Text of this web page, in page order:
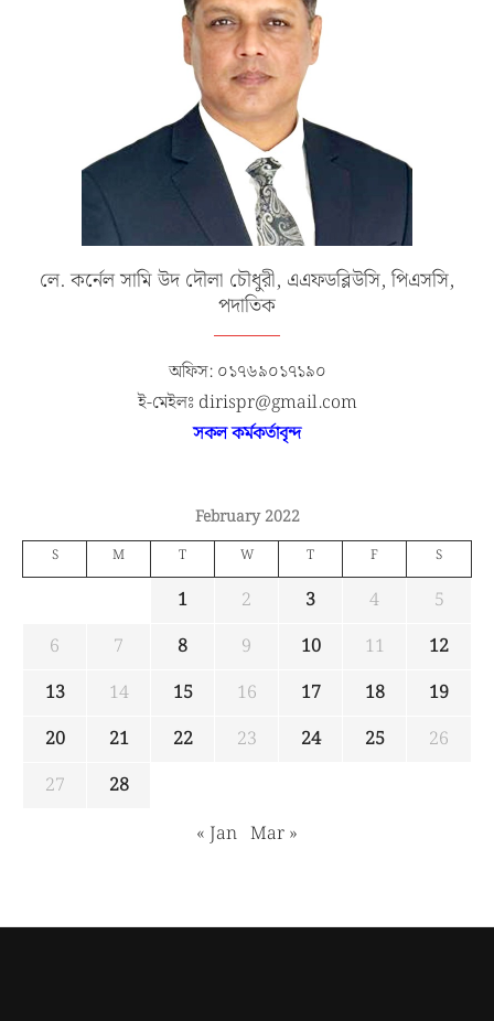
লে. কর্নেল সামি উদ দৌলা চৌধুরী, এএফডব্লিউসি, পিএসসি,
পদাতিক
অফিস: ০১৭৬৯০১৭১৯০
ই-মেইলঃ dirispr@gmail.com
সকল কর্মকর্তাবৃন্দ
February 2022
S M T W T F S
1 2 3 4
5
6
7 8 9 10 11
12
13
14 15 16 17 18
19
20
21 22 23 24 25
26
27
28
« Jan Mar »